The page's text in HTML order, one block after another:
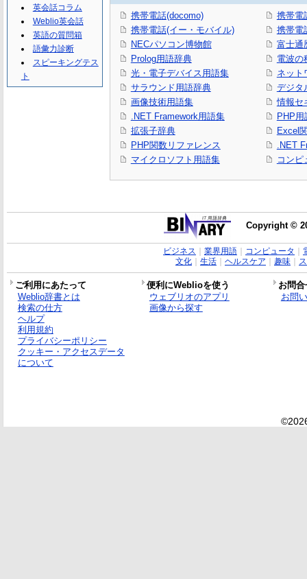
携帯電話(docomo)
携帯電話(イー・モバイル)
NECパソコン博物館
Prolog用語辞典
光・電子デバイス用語集
サラウンド用語辞典
画像技術用語集
.NET Framework用語集
拡張子辞典
PHP関数リファレンス
マイクロソフト用語集
携帯電
携帯電
富士通
電波の
ネット
デジタ
情報セ
PHP用
Excel
.NET
コンピ
英会話コラム
Weblio英会話
英語の質問箱
語彙力診断
スピーキングテス
ト
Copyright ©
ビジネス 業界用語｜ コンピュータ
文化｜ 生活｜ ヘルスケア 趣味｜
ご利用にあたって 便利にWeblioを使う
お問
Weblio辞書とは
検索の仕方
ヘルプ
利用規約
プライバシーポリシー
クッキー・アクセスデータ
について
ウェブリオのアプリ
画像から探す
お問